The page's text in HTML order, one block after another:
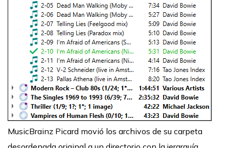
MusicBrainz Picard movió los archivos de su carpeta